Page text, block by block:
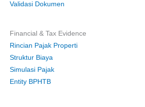
Validasi Dokumen
Financial & Tax Evidence
Rincian Pajak Properti
Struktur Biaya
Simulasi Pajak
Entity BPHTB